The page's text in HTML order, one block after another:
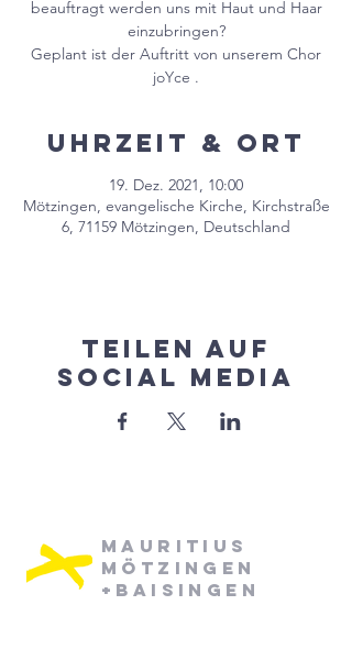
beauftragt werden uns mit Haut und Haar
einzubringen?
Geplant ist der Auftritt von unserem Chor
Uhrzeit & Ort
19. Dez. 2021, 10:00
Mötzingen, evangelische Kirche, Kirchstraße
6, 71159 Mötzingen, Deutschland
Teilen auf
Social Media
Mauritius
Mötzingen
+Baisingen